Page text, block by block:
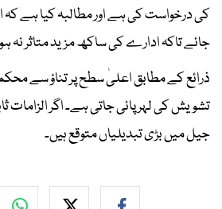
کی درخواست کی ہے اور مطالبہ کیا ہے کہ
جائے تاکہ ادارے کی ساکھ مزید متاثر نہ
ذرائع کے مطابق اعلیٰ سطح پر تناؤ سے
تشویش کی لہر پائی جاتی ہے۔ اگر الزامات
جیل میں بڑی تبدیلیاں متوقع ہیں۔